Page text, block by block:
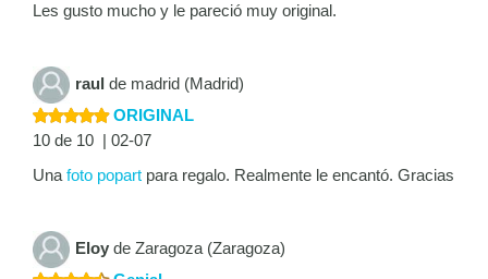
Les gusto mucho y le pareció muy original.
raul de madrid (Madrid)
ORIGINAL
10 de 10 | 02-07
Una foto popart para regalo. Realmente le encantó. Gracias
Eloy de Zaragoza (Zaragoza)